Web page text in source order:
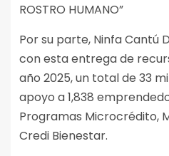
ROSTRO HUMANO”
Por su parte, Ninfa Cantú
con esta entrega de
año 2025, un total de 33
apoyo a 1,838
Programas Microcrédito,
Credi Bienestar.